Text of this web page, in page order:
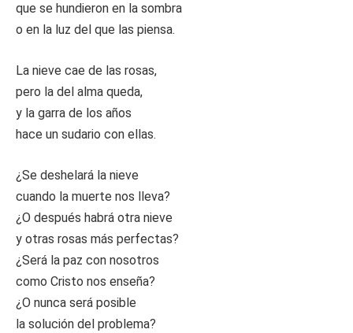
que se hundieron en la sombra
o en la luz del que las piensa.
La nieve cae de las rosas,
pero la del alma queda,
y la garra de los años
hace un sudario con ellas.
¿Se deshelará la nieve
cuando la muerte nos lleva?
¿O después habrá otra nieve
y otras rosas más perfectas?
¿Será la paz con nosotros
como Cristo nos enseña?
¿O nunca será posible
la solución del problema?